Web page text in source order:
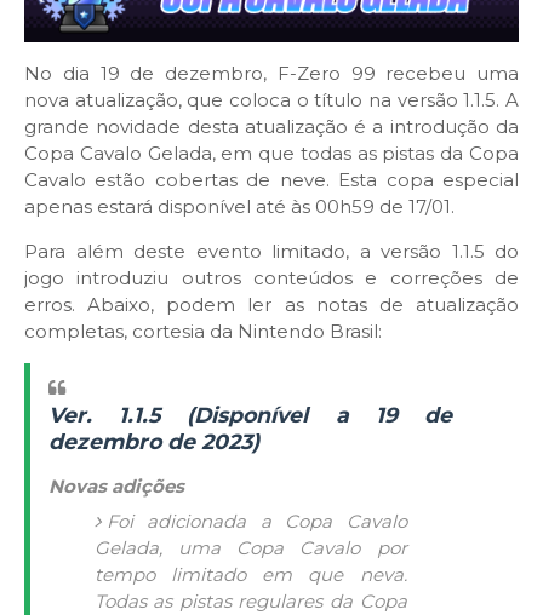
No dia 19 de dezembro, F-Zero 99 recebeu uma
nova atualização, que coloca o título na versão 1.1.5. A
grande novidade desta atualização é a introdução da
Copa Cavalo Gelada, em que todas as pistas da Copa
Cavalo estão cobertas de neve. Esta copa especial
apenas estará disponível até às 00h59 de 17/01.
Para além deste evento limitado, a versão 1.1.5 do
jogo introduziu outros conteúdos e correções de
erros. Abaixo, podem ler as notas de atualização
completas, cortesia da Nintendo Brasil:
Ver. 1.1.5 (Disponível a 19 de
dezembro de 2023)
Novas adições
Foi adicionada a Copa Cavalo
Gelada, uma Copa Cavalo por
tempo limitado em que neva.
Todas as pistas regulares da Copa